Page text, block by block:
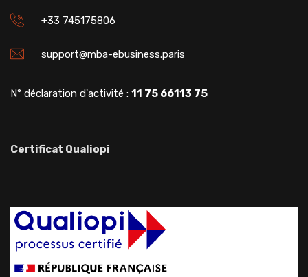
+33 745175806
support@mba-ebusiness.paris
N° déclaration d'activité : 11 75 66113 75
Certificat Qualiopi